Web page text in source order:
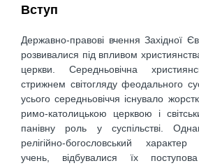
Вступ
Державно-правові вчення Західної
розвивалися під впливом
церкви. Середньовічна
стрижнем світогляду феодального
усього середньовіччя існувало
римо-католицькою церквою і
панівну роль у суспільстві.
релігійно-богословський
учень, відбувалися їх